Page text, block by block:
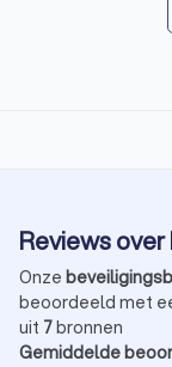
Reviews
Onze
beoordeeld met
uit 7bronnen
Gemiddelde